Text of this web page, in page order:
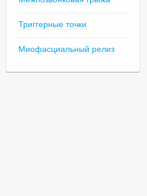
Триггерные точки
Миофасциальный релиз